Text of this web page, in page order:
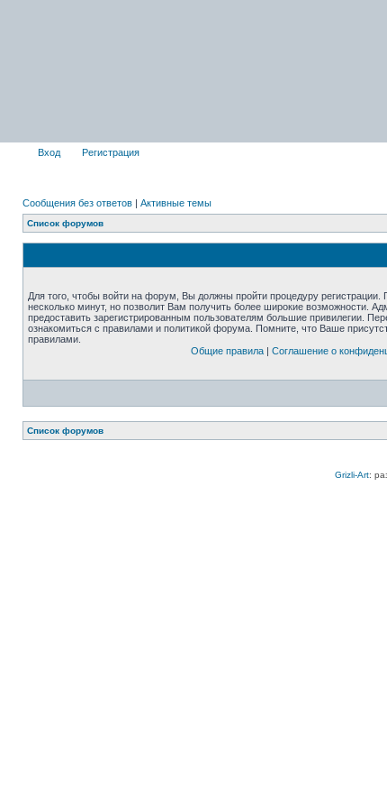
Вход Регистрация
Сообщения без ответов | Активные темы
Список форумов
Для того, чтобы войти на форум, Вы должны пройти процедуру регистрации.
несколько минут, но позволит Вам получить более широкие возможности.
предоставить зарегистрированным пользователям большие привилегии.
ознакомиться с правилами и политикой форума. Помните, что Ваше
правилами.
Общие правила| Соглашение о
Список форумов
Grizli-Art: